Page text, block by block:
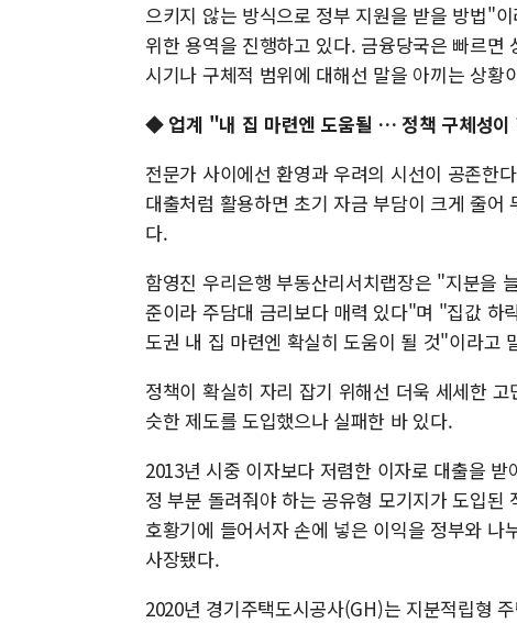
으키지 않는 방식으로 정부 지원을 받을 방법"
위한 용역을 진행하고 있다. 금융당국은 빠르
시기나 구체적 범위에 대해선 말을 아끼는 상황
◆ 업계 "내 집 마련엔 도움될 … 정책 구체성이
전문가 사이에선 환영과 우려의 시선이 공존한
대출처럼 활용하면 초기 자금 부담이 크게 줄
다.
함영진 우리은행 부동산리서치랩장은 "지분을
준이라 주담대 금리보다 매력 있다"며 "집값 하
도권 내 집 마련엔 확실히 도움이 될 것"이라고
정책이 확실히 자리 잡기 위해선 더욱 세세한
슷한 제도를 도입했으나 실패한 바 있다.
2013년 시중 이자보다 저렴한 이자로 대출을
정 부분 돌려줘야 하는 공유형 모기지가 도입
호황기에 들어서자 손에 넣은 이익을 정부와
사장됐다.
2020년 경기주택도시공사(GH)는 지분적립형